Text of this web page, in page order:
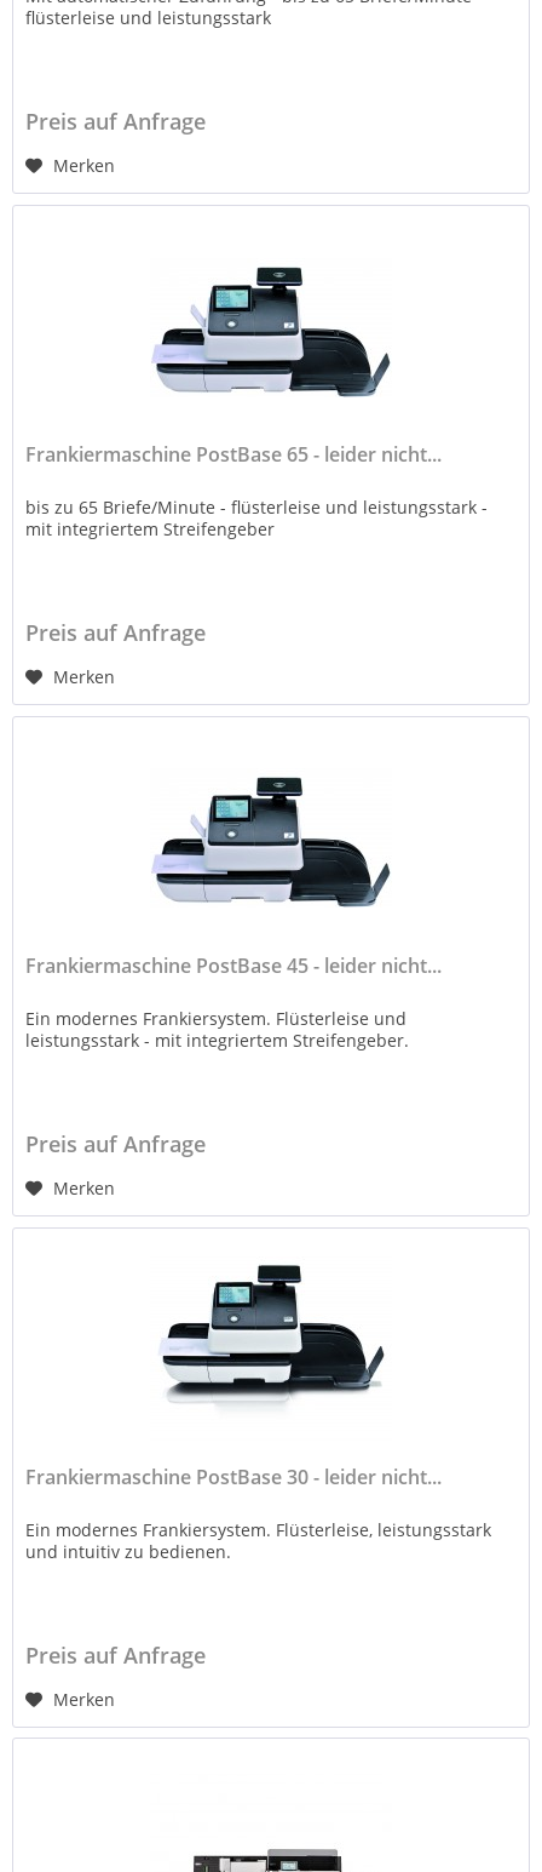
flüsterleise und leistungsstark
Preis auf Anfrage
Merken
Frankiermaschine PostBase 65 - leider nicht...
bis zu 65 Briefe/Minute - flüsterleise und leistungsstark -
mit integriertem Streifengeber
Preis auf Anfrage
Merken
Frankiermaschine PostBase 45 - leider nicht...
Ein modernes Frankiersystem. Flüsterleise und
leistungsstark - mit integriertem Streifengeber.
Preis auf Anfrage
Merken
Frankiermaschine PostBase 30 - leider nicht...
Ein modernes Frankiersystem. Flüsterleise, leistungsstark
und intuitiv zu bedienen.
Preis auf Anfrage
Merken